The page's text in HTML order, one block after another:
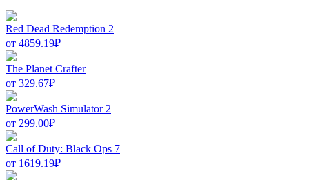
Red Dead Redemption 2
от 4859.19₽
The Planet Crafter
от 329.67₽
PowerWash Simulator 2
от 299.00₽
Call of Duty: Black Ops 7
от 1619.19₽